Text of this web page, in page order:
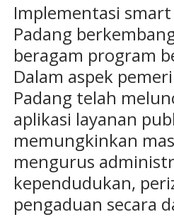
Implementasi
Padang
beragam program
Dalam aspek
Padang telah
aplikasi layanan
memungkinkan
mengurus
kependudukan,
pengaduan secara